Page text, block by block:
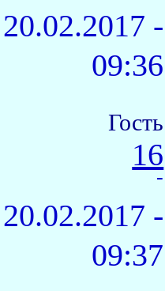
20.02.2017 -
09:36
Гость
16
-
20.02.2017 -
09:37